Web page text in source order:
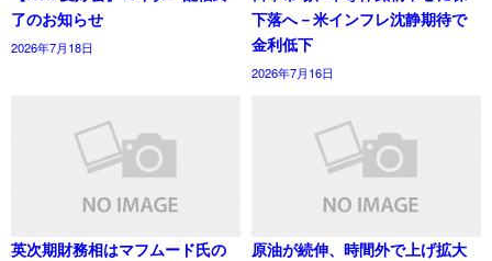
了のお知らせ
2026年7月18日
下落へ－米インフレ沈静期待で
金利低下
2026年7月16日
英次期財務相はマフムード氏の
原油が続伸、時間外で上げ拡大